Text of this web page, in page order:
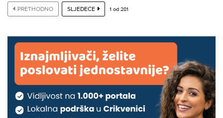
PRETHODNO SLJEDEĆE 1 od 281